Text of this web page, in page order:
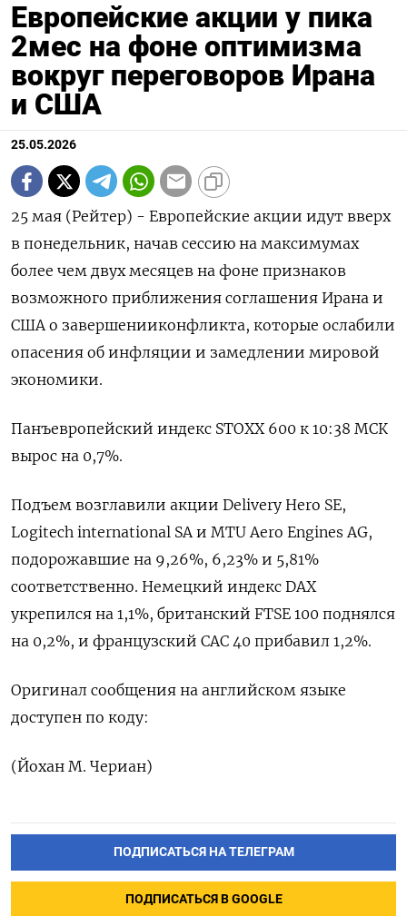
Европейские акции у пика
2мес на фоне оптимизма
вокруг переговоров Ирана
и США
25.05.2026
25 мая (Рейтер) - Европейские акции идут вверх
в понедельник, начав ‌сессию на максимумах
более чем двух месяцев на ​фоне ​признаков
возможного ​приближения соглашения ⁠Ирана ‌и
США о завершенииконфликта, ‌которые ослабили
опасения об ​инфляции и замедлении ‌мировой
экономики.
Панъевропейский индекс STOXX ​600 к 10:38 ‌МСК
вырос на 0,7%.
Подъем возглавили акции Delivery Hero ​SE, ​
Logitech international ‌SA и MTU ​Aero Engines AG,
подорожавшие на 9,26%, 6,23% и 5,81%
соответственно. Немецкий индекс DAX
укрепился на 1,1%, британский ​FTSE 100 поднялся
⁠на 0,2%, и французский ‌CAC 40 прибавил 1,2%.
Оригинал ‌сообщения на английском языке ​
доступен по коду:
(Йохан ‌М. Чериан)
ПОДПИСАТЬСЯ НА ТЕЛЕГРАМ
ПОДПИСАТЬСЯ В GOOGLE